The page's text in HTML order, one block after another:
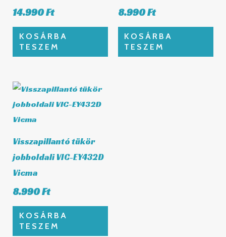
14.990Ft
KOSÁRBA
TESZEM
8.990Ft
KOSÁRBA
TESZEM
Visszapillantó tükör
jobboldali VIC-EY432D
Vicma
8.990Ft
KOSÁRBA
TESZEM